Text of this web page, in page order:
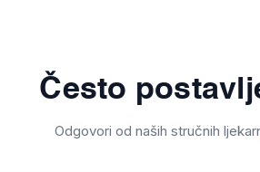
Često
Odgovori od naših stručnih